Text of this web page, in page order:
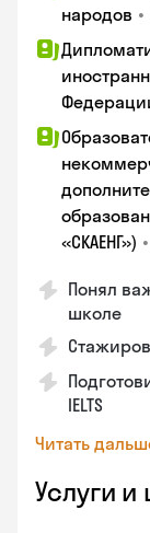
народов •
«СКАЕНГ») •
Понял
школе
IELTS
Читать
Услуги и